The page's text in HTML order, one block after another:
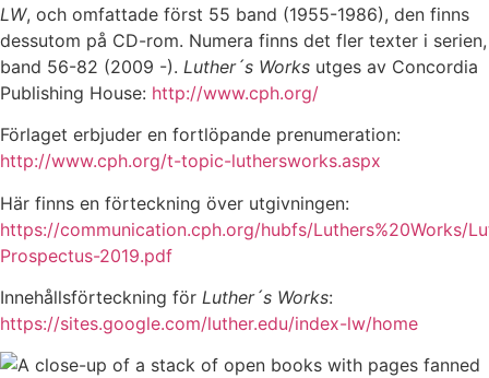
LW, och omfattade först 55 band (1955-1986), den finns
dessutom på CD-rom. Numera finns det fler texter i serien,
band 56-82 (2009 -). Luther´s Works utges av Concordia
Publishing House: http://www.cph.org/
Förlaget erbjuder en fortlöpande prenumeration:
http://www.cph.org/t-topic-luthersworks.aspx
Här finns en förteckning över utgivningen:
https://communication.cph.org/hubfs/Luthers%20Works/
Prospectus-2019.pdf
Innehållsförteckning för Luther´s Works:
https://sites.google.com/luther.edu/index-lw/home